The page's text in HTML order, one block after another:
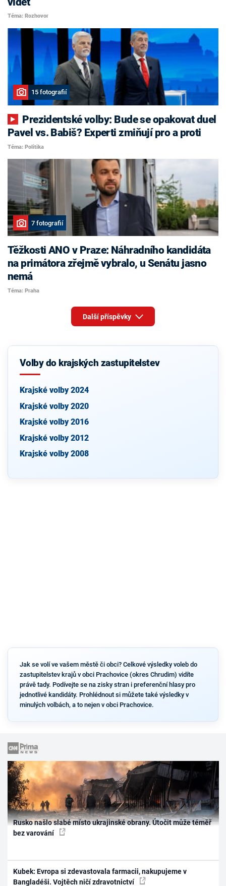
Téma: Rozhovor
15 fotografií
Pavel vs. Babiš? Experti zmiňují pro a proti
Téma: Politika
7 fotografií
Těžkosti ANO v Praze: Náhradního kandidáta
na primátora zřejmě vybralo, u Senátu jasno
nemá
Téma: Praha
Další příspěvky
Volby do krajských zastupitelstev
Krajské volby 2024
Krajské volby 2020
Krajské volby 2016
Krajské volby 2012
Krajské volby 2008
Jak se volí ve vašem městě či obci? Celkové výsledky voleb do
zastupitelstev krajů v obci Prachovice (okres Chrudim) vidíte
právě tady. Podívejte se na zisky stran i preferenční hlasy pro
jednotlivé kandidáty. Prohlédnout si můžete také výsledky v
minulých volbách, a to nejen v obci Prachovice.
Rusko našlo slabé místo ukrajinské obrany. Útočit může téměř
bez varování
Kubek: Evropa si zdevastovala farmacii, nakupujeme v
Bangladéši. Vojtěch ničí zdravotnictví